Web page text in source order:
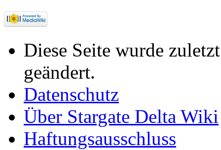
Diese Seite wurde
geändert.
Datenschutz
Über Stargate Delta Wiki
Haftungsausschluss